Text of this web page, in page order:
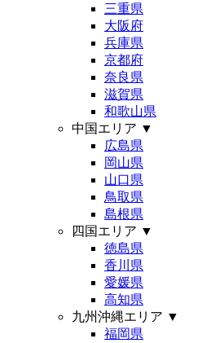
三重県
大阪府
兵庫県
京都府
奈良県
滋賀県
和歌山県
中国エリア ▼
広島県
岡山県
山口県
鳥取県
島根県
四国エリア ▼
徳島県
香川県
愛媛県
高知県
九州沖縄エリア ▼
福岡県